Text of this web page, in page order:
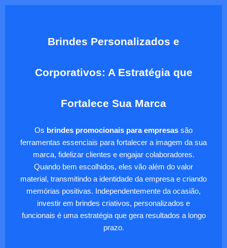
Brindes Personalizados e
Corporativos: A Estratégia que
Fortalece Sua Marca
Os brindes promocionais para empresas são
ferramentas essenciais para fortalecer a imagem da sua
marca, fidelizar clientes e engajar colaboradores.
Quando bem escolhidos, eles vão além do valor
material, transmitindo a identidade da empresa e criando
memórias positivas. Independentemente da ocasião,
investir em brindes criativos, personalizados e
funcionais é uma estratégia que gera resultados a longo
prazo.